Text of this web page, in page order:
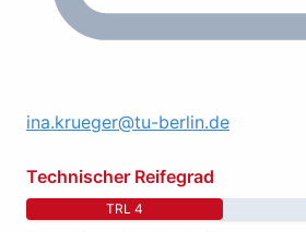
ina.krueger@tu-berlin.de
Technischer Reifegrad
TRL 4